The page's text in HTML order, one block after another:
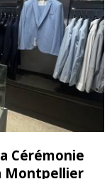
Cérémonie
Montpellier